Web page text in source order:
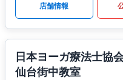
店舗情報
日本ヨーガ療法士協
仙台街中教室